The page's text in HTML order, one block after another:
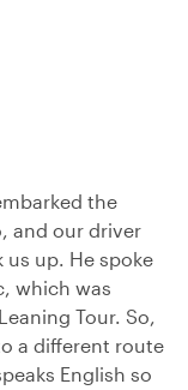
the
and our driver
up. He spoke
which was
Tour. So,
a different route
English so